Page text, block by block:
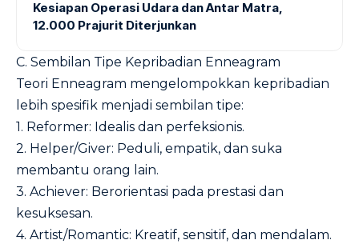
Kesiapan Operasi Udara dan Antar Matra,
12.000 Prajurit Diterjunkan
C. Sembilan Tipe Kepribadian Enneagram
Teori Enneagram mengelompokkan kepribadian
lebih spesifik menjadi sembilan tipe:
1. Reformer: Idealis dan perfeksionis.
2. Helper/Giver: Peduli, empatik, dan suka
membantu orang lain.
3. Achiever: Berorientasi pada prestasi dan
kesuksesan.
4. Artist/Romantic: Kreatif, sensitif, dan mendalam.